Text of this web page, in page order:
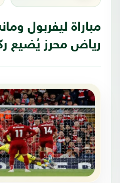
مباراة ليفربول
رياض محرز يُضيع